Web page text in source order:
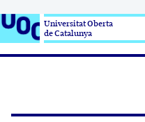
Universitat Oberta
de Catalunya